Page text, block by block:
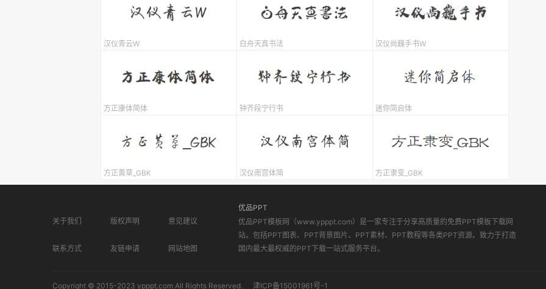
汉仪青云W 白舟天真书法 汉仪尚巍手书W
方正康体简体 钟齐段宁行书 迷你简启体
方正黄草_GBK 汉仪南宫体简 方正隶变_GBK
关于我们 版权声明 意见建议
联系方式 友链申请 网站地图
优品PPT
优品PPT模板网（www.ypppt.com）是一家专注于分享高质量的免费PPT模板下载网
站。包括PPT图表、PPT背景图片、PPT素材、PPT教程等各类PPT资源。致力于打造
国内最大最权威的PPT下载一站式服务平台。
Copyright © 2015-2023 ypppt.com All Rights Reserved. 津ICP备15001961号-1